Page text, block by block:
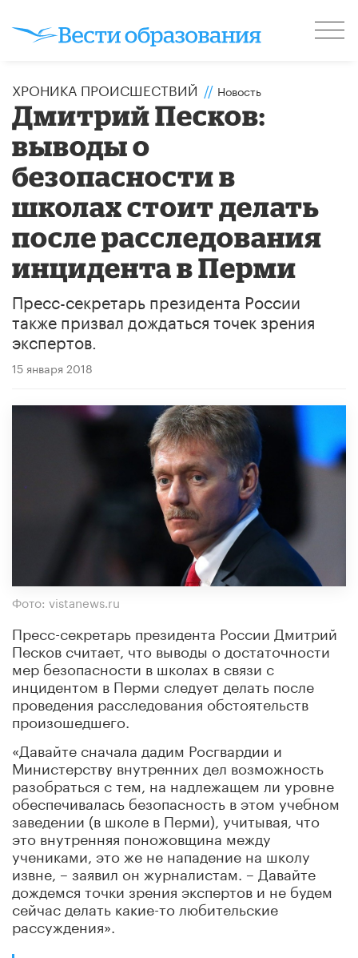
ХРОНИКА ПРОИСШЕСТВИЙ // Новость
Дмитрий Песков:
выводы о
безопасности в
школах стоит делать
после расследования
инцидента в Перми
Пресс-секретарь президента России
также призвал дождаться точек зрения
экспертов.
15 января 2018
Фото: vistanews.ru
Пресс-секретарь президента России Дмитрий
Песков считает, что выводы о достаточности
мер безопасности в школах в связи с
инцидентом в Перми следует делать после
проведения расследования обстоятельств
произошедшего.
«Давайте сначала дадим Росгвардии и
Министерству внутренних дел возможность
разобраться с тем, на надлежащем ли уровне
обеспечивалась безопасность в этом учебном
заведении (в школе в Перми), учитывая, что
это внутренняя поножовщина между
учениками, это же не нападение на школу
извне, – заявил он журналистам. – Давайте
дождемся точки зрения экспертов и не будем
сейчас делать какие-то любительские
рассуждения».